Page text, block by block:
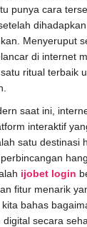
punya cara
Menyeruput
di internet
ritual terbaik
saat ini,
interaktif
satu destinasi
ijobet login
fitur menarik
bahas
secara